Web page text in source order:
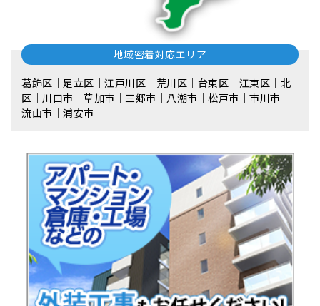
地域密着対応エリア
葛飾区｜足立区｜江戸川区｜荒川区｜台東区｜江東区｜北
区｜川口市｜草加市｜三郷市｜八潮市｜松⼾市｜市川市｜
流⼭市｜浦安市